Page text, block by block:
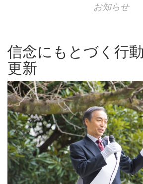
お知らせ
信念にもとづく行
更新